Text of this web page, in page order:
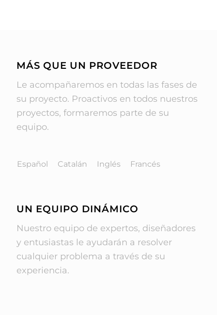
MÁS QUE UN PROVEEDOR
Le acompañaremos en todas las fases de
su proyecto. Proactivos en todos nuestros
proyectos, formaremos parte de su
equipo.
Español Catalán Inglés Francés
UN EQUIPO DINÁMICO
Nuestro equipo de expertos, diseñadores
y entusiastas le ayudarán a resolver
cualquier problema a través de su
experiencia.